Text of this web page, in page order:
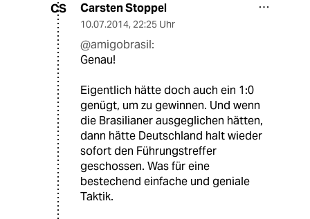
CS Carsten Stoppel
10.07.2014, 22:25 Uhr
@amigobrasil:
Genau!
Eigentlich hätte doch auch ein 1:0
genügt, um zu gewinnen. Und wenn
die Brasilianer ausgeglichen hätten,
dann hätte Deutschland halt wieder
sofort den Führungstreffer
geschossen. Was für eine
bestechend einfache und geniale
Taktik.